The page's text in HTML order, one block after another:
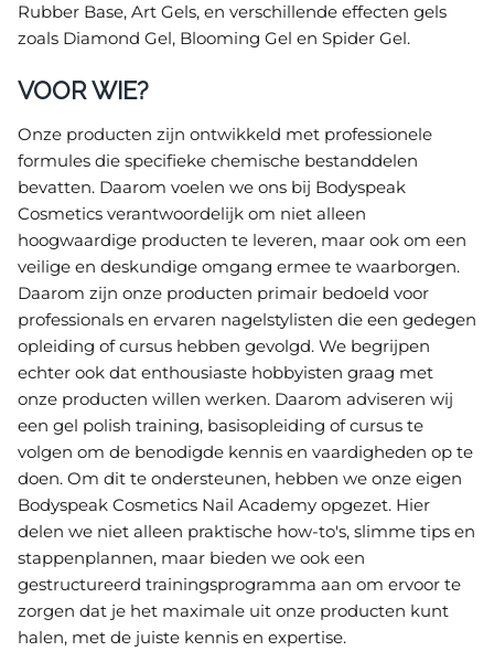
Rubber Base, Art Gels, en verschillende effecten gels
zoals Diamond Gel, Blooming Gel en Spider Gel.
VOOR WIE?
Onze producten zijn ontwikkeld met professionele
formules die specifieke chemische bestanddelen
bevatten. Daarom voelen we ons bij Bodyspeak
Cosmetics verantwoordelijk om niet alleen
hoogwaardige producten te leveren, maar ook om een
veilige en deskundige omgang ermee te waarborgen.
Daarom zijn onze producten primair bedoeld voor
professionals en ervaren nagelstylisten die een gedegen
opleiding of cursus hebben gevolgd. We begrijpen
echter ook dat enthousiaste hobbyisten graag met
onze producten willen werken. Daarom adviseren wij
een gel polish training, basisopleiding of cursus te
volgen om de benodigde kennis en vaardigheden op te
doen. Om dit te ondersteunen, hebben we onze eigen
Bodyspeak Cosmetics Nail Academy opgezet. Hier
delen we niet alleen praktische how-to's, slimme tips en
stappenplannen, maar bieden we ook een
gestructureerd trainingsprogramma aan om ervoor te
zorgen dat je het maximale uit onze producten kunt
halen, met de juiste kennis en expertise.